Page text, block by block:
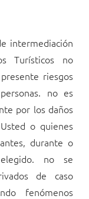
intermediación
Turísticos no
riesgos
no es
por los daños
o quienes
durante o
no se
de caso
fenómenos